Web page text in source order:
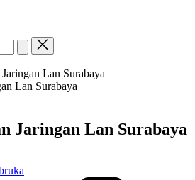
Jaringan Lan Surabaya
Jaringan Lan Surabaya